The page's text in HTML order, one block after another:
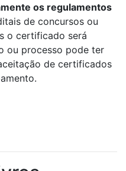
os regulamentos
de concursos ou
o certificado será
ou processo pode ter
de certificados